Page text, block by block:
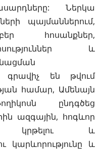
Ներկա
պայմաններում,
հոսանքներ,
և
գրավիչ են թվում
համար, Ամենայն
ընդգծեց
ազգային, հոգևոր
կրթելու և
կարևորությունը և